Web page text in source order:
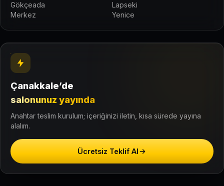
Gökçeada
Lapseki
Merkez
Yenice
Çanakkale’de
salonunuz yayında
Anahtar teslim kurulum; içeriğinizi iletin, kısa sürede yayına
alalım.
Ücretsiz Teklif Al